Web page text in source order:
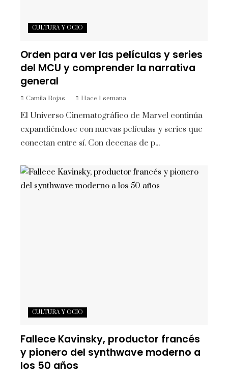
CULTURA Y OCIO
Orden para ver las películas y series
del MCU y comprender la narrativa
general
Camila Rojas Hace 1 semana
El Universo Cinematográfico de Marvel continúa
expandiéndose con nuevas películas y series que
conectan entre sí. Con decenas de p...
CULTURA Y OCIO
Fallece Kavinsky, productor francés
y pionero del synthwave moderno a
los 50 años